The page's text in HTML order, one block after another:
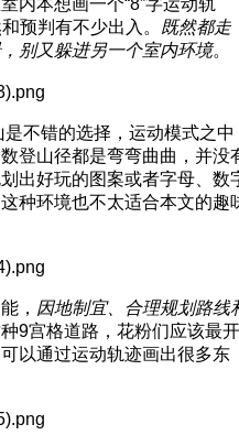
预判有不少出入。 既然都走
别又躲进另一个室内环境。
不错的选择，运动模式之中
登山径都是弯弯曲曲，并没
出好玩的图案或者字母、数
种环境也不太适合本文的趣
， 因地制宜、合理规划路线
9宫格道路，花粉们应该最开
以通过运动轨迹画出很多东